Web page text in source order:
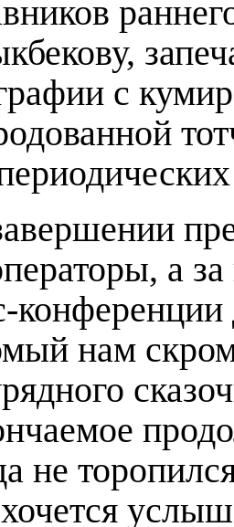
с
а
нам
не